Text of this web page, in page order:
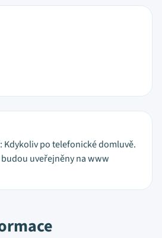
Kdykoliv po telefonické domluvě.
uveřejněny na www